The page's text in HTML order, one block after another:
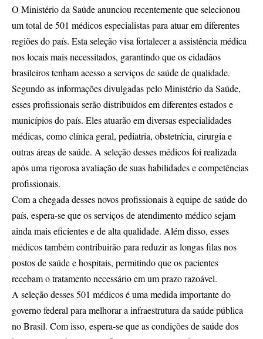
O Ministério da Saúde anunciou recentemente que selecionou
um total de 501 médicos especialistas para atuar em diferentes
regiões do país. Esta seleção visa fortalecer a assistência médica
nos locais mais necessitados, garantindo que os cidadãos
brasileiros tenham acesso a serviços de saúde de qualidade.
Segundo as informações divulgadas pelo Ministério da Saúde,
esses profissionais serão distribuídos em diferentes estados e
municípios do país. Eles atuarão em diversas especialidades
médicas, como clínica geral, pediatria, obstetrícia, cirurgia e
outras áreas de saúde. A seleção desses médicos foi realizada
após uma rigorosa avaliação de suas habilidades e competências
profissionais.
Com a chegada desses novos profissionais à equipe de saúde do
país, espera-se que os serviços de atendimento médico sejam
ainda mais eficientes e de alta qualidade. Além disso, esses
médicos também contribuirão para reduzir as longas filas nos
postos de saúde e hospitais, permitindo que os pacientes
recebam o tratamento necessário em um prazo razoável.
A seleção desses 501 médicos é uma medida importante do
governo federal para melhorar a infraestrutura da saúde pública
no Brasil. Com isso, espera-se que as condições de saúde dos